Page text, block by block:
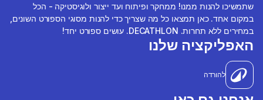
שתמשיכו להנות ממנו! ממחקר ופיתוח ועד ייצור ולוגיסטיקה - הכל
במקום אחד. כאן תמצאו כל מה שצריך כדי להנות מסוגי הספורט השונים,
במחירים ללא תחרות. DECATHLON. עושים ספורט יחד!
האפליקציה שלנו
להורדה